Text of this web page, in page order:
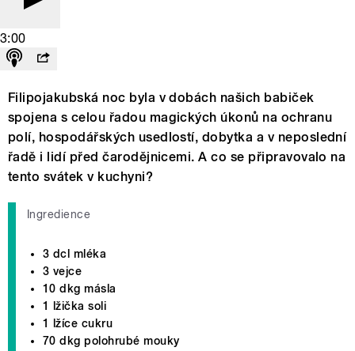
3:00
Filipojakubská noc byla v dobách našich babiček
spojena s celou řadou magických úkonů na ochranu
polí, hospodářských usedlostí, dobytka a v neposlední
řadě i lidí před čarodějnicemi. A co se připravovalo na
tento svátek v kuchyni?
Ingredience
3 dcl mléka
3 vejce
10 dkg másla
1 lžička soli
1 lžíce cukru
70 dkg polohrubé mouky